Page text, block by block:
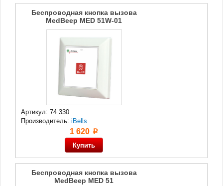
Беспроводная кнопка вызова
MedBeep MED 51W-01
Артикул: 74 330
Производитель: iBells
1 620 p
Беспроводная кнопка вызова
MedBeep MED 51